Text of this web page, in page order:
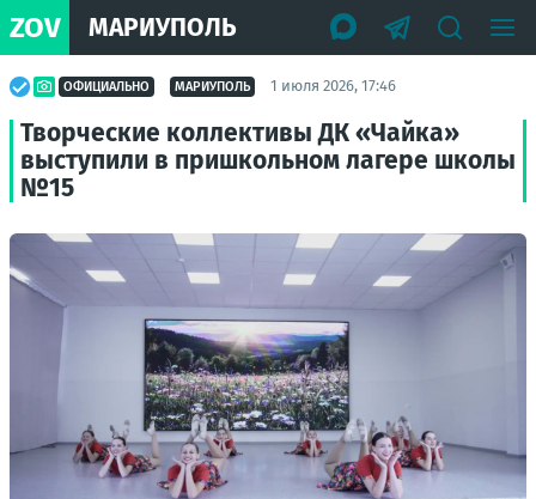
ZOV МАРИУПОЛЬ
ОФИЦИАЛЬНО МАРИУПОЛЬ 1 июля 2026, 17:46
Творческие коллективы ДК «Чайка»
выступили в пришкольном лагере школы
№15